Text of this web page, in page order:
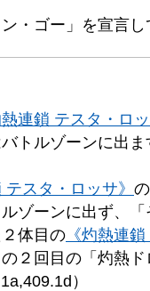
・ゴー」を宣言
熱連鎖 テスタ・ロッ
トルゾーンに出
テスタ・ロッサ》
ゾーンに出ず、
体目の 《灼熱連
２回目の「灼熱
）